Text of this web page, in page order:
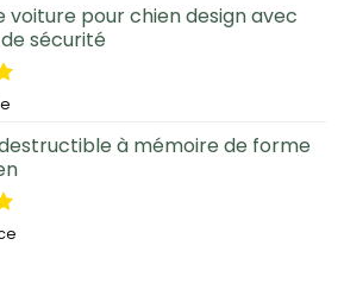
voiture pour chien design avec
sécurité
à mémoire de forme